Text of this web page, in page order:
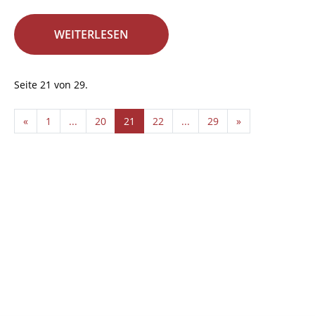
WEITERLESEN
Seite 21 von 29.
« 1 ... 20 21 22 ... 29 »